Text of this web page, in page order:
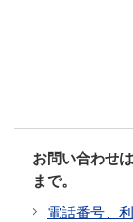
お問い合わせ
まで。
電話番号、